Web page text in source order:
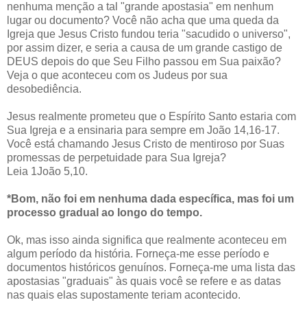
nenhuma menção a tal "grande apostasia" em nenhum
lugar ou documento? Você não acha que uma queda da
Igreja que Jesus Cristo fundou teria "sacudido o universo",
por assim dizer, e seria a causa de um grande castigo de
DEUS depois do que Seu Filho passou em Sua paixão?
Veja o que aconteceu com os Judeus por sua
desobediência.
Jesus realmente prometeu que o Espírito Santo estaria com
Sua Igreja e a ensinaria para sempre em João 14,16-17.
Você está chamando Jesus Cristo de mentiroso por Suas
promessas de perpetuidade para Sua Igreja?
Leia 1João 5,10.
*Bom, não foi em nenhuma dada específica, mas foi um
processo gradual ao longo do tempo.
Ok, mas isso ainda significa que realmente aconteceu em
algum período da história. Forneça-me esse período e
documentos históricos genuínos. Forneça-me uma lista das
apostasias "graduais" às quais você se refere e as datas
nas quais elas supostamente teriam acontecido.